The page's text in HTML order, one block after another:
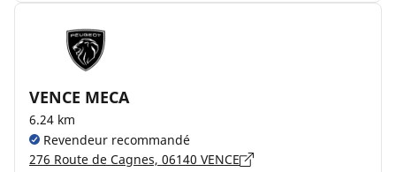
VENCE MECA
6.24 km
Revendeur recommandé
276 Route de Cagnes, 06140 VENCE